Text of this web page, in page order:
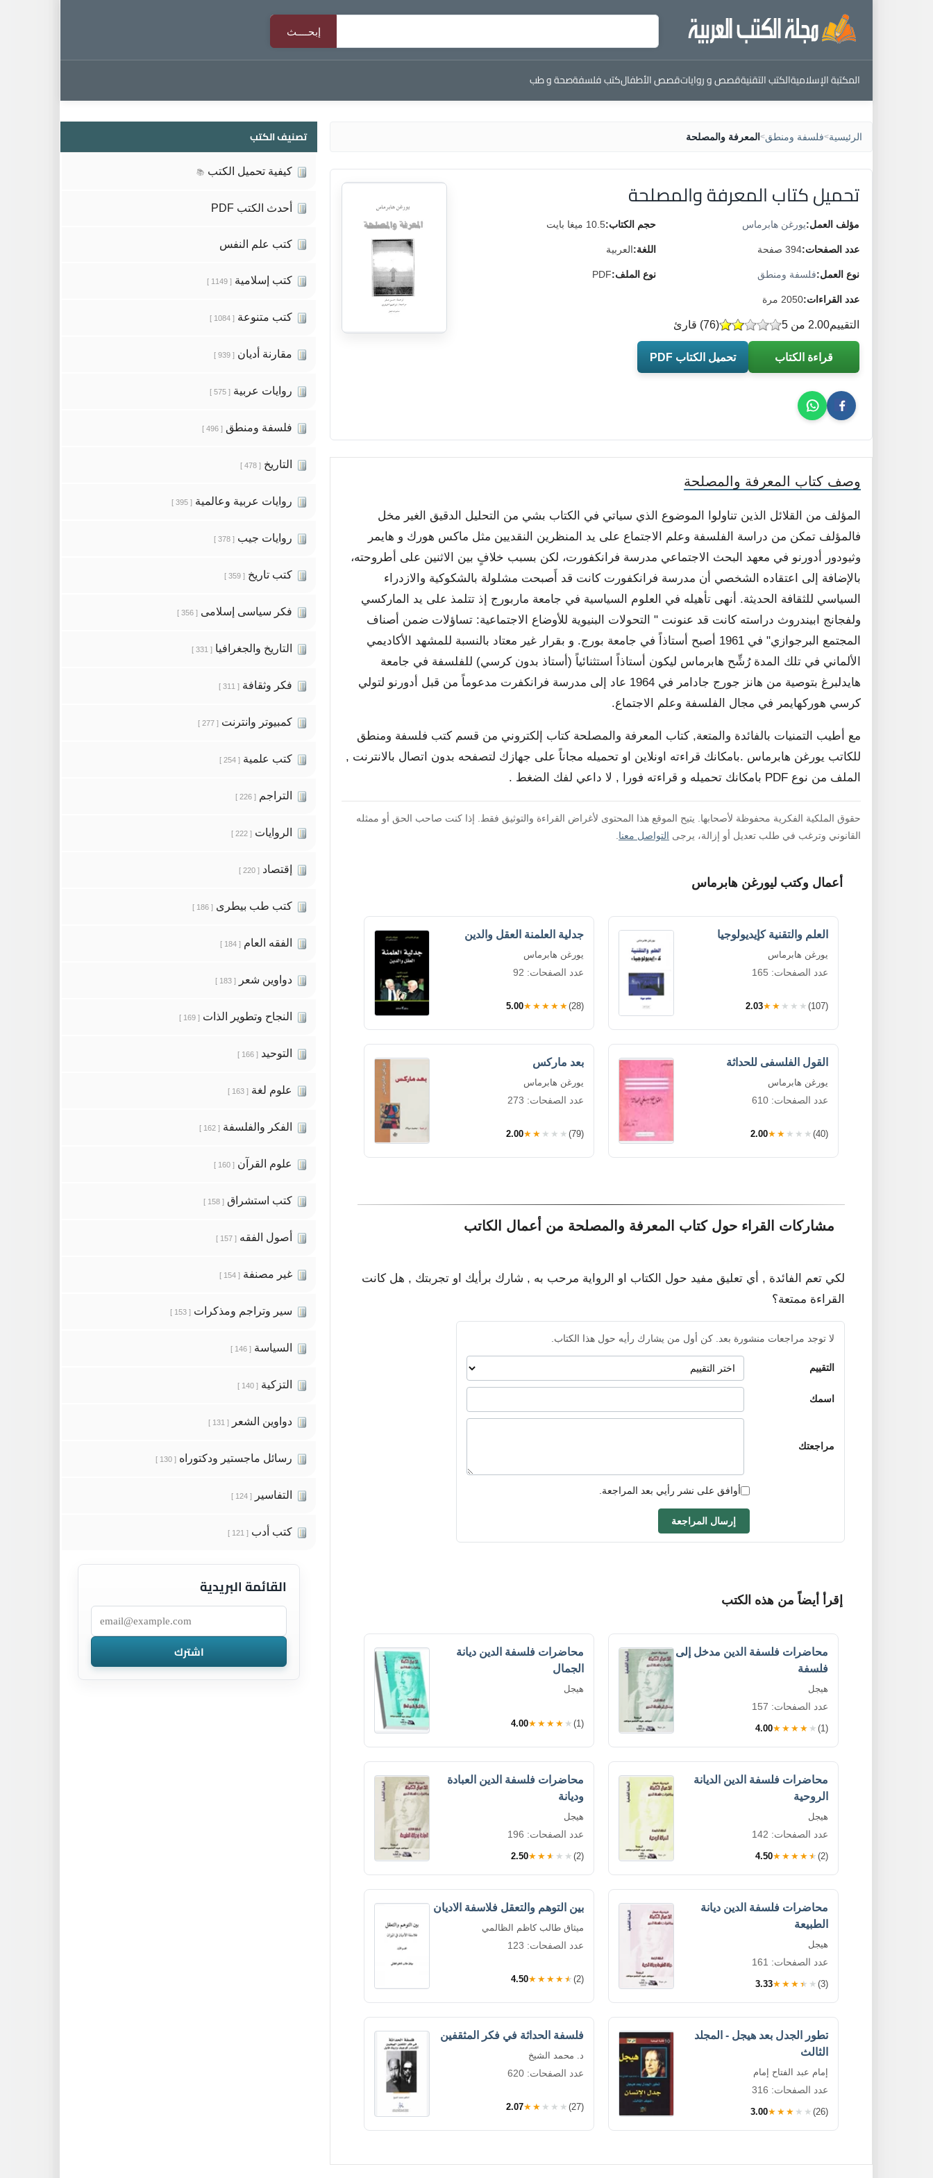
المكتبة الإسلاميةالكتب التقنيةقصص و رواياتقصص الأطفالكتب فلسفةصحة و طب
الرئيسية>فلسفة ومنطق> المعرفة والمصلحة
تحميل كتاب المعرفة والمصلحة
مؤلف العمل:يورغن هابرماس حجم الكتاب:10.5 ميغا بايت
عدد الصفحات:394 صفحة اللغة:العربية
نوع العمل:فلسفة ومنطق نوع الملف:PDF
عدد القراءات:2050 مرة
التقييم (
76) قارئ 2.00 من 5
قراءة الكتاب تحميل الكتاب PDF
وصف كتاب المعرفة والمصلحة
المؤلف من القلائل الذين تناولوا الموضوع الذي سياتي في الكتاب بشي من التحليل الدقيق الغير مخل
فالمؤلف تمكن من دراسة الفلسفة وعلم الاجتماع على يد المنظرين النقديين مثل ماكس هورك و هايمر
وثيودور أدورنو في معهد البحث الاجتماعي مدرسة فرانكفورت، لكن بسبب خلافٍ بين الاثنين على أطروحته،
بالإضافة إلى اعتقاده الشخصي أن مدرسة فرانكفورت كانت قد أَصبحت مشلولة بالشكوكية والازدراء
السياسي للثقافة الحديثة. أنهى تأهيله في العلوم السياسية في جامعة ماربورج إذ تتلمذ على يد الماركسي
ولفجانج ابيندروث دراسته كانت قد عنونت " التحولات البنيوية للأوضاع الاجتماعية: تساؤلات ضمن أصناف
المجتمع البرجوازي" في 1961 أصبح أستاذاً في جامعة بورج. و بقرار غير معتاد بالنسبة للمشهد الأكاديمي
الألماني في تلك المدة رُشِّح هابرماس ليكون أستاذاً استثنائياً (أستاذ بدون كرسي) للفلسفة في جامعة
هايدلبرغ بتوصية من هانز جورج جادامر في 1964 عاد إلى مدرسة فرانكفرت مدعوماً من قبل أدورنو لتولي
كرسي هوركهايمر في مجال الفلسفة وعلم الاجتماع.
مع أطيب التمنيات بالفائدة والمتعة, كتاب المعرفة والمصلحة كتاب إلكتروني من قسم كتب فلسفة ومنطق
للكاتب يورغن هابرماس .بامكانك قراءته اونلاين او تحميله مجاناً على جهازك لتصفحه بدون اتصال بالانترنت ,
الملف من نوع PDF بامكانك تحميله و قراءته فورا , لا داعي لفك الضغط .
حقوق الملكية الفكرية محفوظة لأصحابها. يتيح الموقع هذا المحتوى لأغراض القراءة والتوثيق فقط. إذا كنت صاحب الحق أو ممثله
القانوني وترغب في طلب تعديل أو إزالة، يرجى التواصل معنا
أعمال وكتب ليورغن هابرماس
العلم والتقنية كإيديولوجيا
يورغن هابرماس
عدد الصفحات: 165
2.03★★★★★ (107)
جدلية العلمنة العقل والدين
يورغن هابرماس
عدد الصفحات: 92
5.00★★★★★(28)
القول الفلسفى للحداثة
يورغن هابرماس
عدد الصفحات: 610
2.00★★★★★ (40)
بعد ماركس
يورغن هابرماس
عدد الصفحات: 273
2.00★★★★★ (79)
مشاركات القراء حول كتاب المعرفة والمصلحة من أعمال الكاتب
لكي تعم الفائدة , أي تعليق مفيد حول الكتاب او الرواية مرحب به , شارك برأيك او تجربتك , هل كانت
القراءة ممتعة؟
لا توجد مراجعات منشورة بعد. كن أول من يشارك رأيه حول هذا الكتاب.
التقييم
اسمك
مراجعتك
أوافق على نشر رأيي بعد المراجعة.
إرسال المراجعة
إقرأ أيضاً من هذه الكتب
محاضرات فلسفة الدين مدخل إلى
فلسفة
هيجل
عدد الصفحات: 157
4.00★★★★★ (1)
محاضرات فلسفة الدين ديانة
الجمال
هيجل
4.00★★★★★ (1)
محاضرات فلسفة الدين الديانة
الروحية
هيجل
عدد الصفحات: 142
4.50★★★★★ (2)
محاضرات فلسفة الدين العبادة
وديانة
هيجل
عدد الصفحات: 196
2.50★★★★★ (2)
محاضرات فلسفة الدين ديانة
الطبيعة
هيجل
عدد الصفحات: 161
3.33★★★★★ (3)
بين التوهم والتعقل فلاسفة الاديان
ميثاق طالب كاظم الظالمي
عدد الصفحات: 123
4.50★★★★★ (2)
تطور الجدل بعد هيجل - المجلد
الثالث
إمام عبد الفتاح إمام
عدد الصفحات: 316
3.00★★★★★ (26)
فلسفة الحداثة في فكر المثقفين
د. محمد الشيخ
عدد الصفحات: 620
2.07★★★★★ (27)
تصنيف الكتب
كيفية تحميل الكتب 📚
أحدث الكتب PDF
كتب علم النفس
كتب إسلامية [ 1149 ]
كتب متنوعة [ 1084 ]
مقارنة أديان [ 939 ]
روايات عربية [ 575 ]
فلسفة ومنطق [ 496 ]
التاريخ [ 478 ]
روايات عربية وعالمية [ 395 ]
روايات جيب [ 378 ]
كتب تاريخ [ 359 ]
فكر سياسى إسلامى [ 356 ]
التاريخ والجغرافيا [ 331 ]
فكر وثقافة [ 311 ]
كمبيوتر وانترنت [ 277 ]
كتب علمية [ 254 ]
التراجم [ 226 ]
الروايات [ 222 ]
إقتصاد [ 220 ]
كتب طب بيطرى [ 186 ]
الفقه العام [ 184 ]
دواوين شعر [ 183 ]
النجاح وتطوير الذات [ 169 ]
التوحيد [ 166 ]
علوم لغة [ 163 ]
الفكر والفلسفة [ 162 ]
علوم القرآن [ 160 ]
كتب استشراق [ 158 ]
أصول الفقه [ 157 ]
غير مصنفة [ 154 ]
سير وتراجم ومذكرات [ 153 ]
السياسة [ 146 ]
التزكية [ 140 ]
دواوين الشعر [ 131 ]
رسائل ماجستير ودكتوراه [ 130 ]
التفاسير [ 124 ]
كتب أدب [ 121 ]
القائمة البريدية